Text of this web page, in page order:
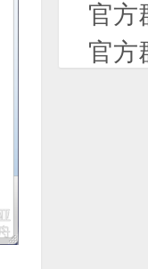
【好游
2021-09-
官方
官方